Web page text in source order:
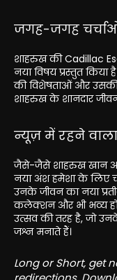
जगह-जगह
शाहरुख की Cadillac
नया विषय प्रस्तुत किया
की विशेषताओं और
शाहरुख के शानदार
न्यूज़ में रहने
जैसे-जैसे शाहरुख खान
नया अंश हमेशा के लिए
उनके जीवन का नया
कलेक्शन और भी भव्य
उत्सव की तरह है, जो
जश्न मनाते हैं।
Long or Short, get